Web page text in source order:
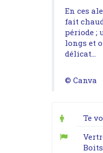
En ces
fait
période ;
longs et
délicat...
© Canva
Te